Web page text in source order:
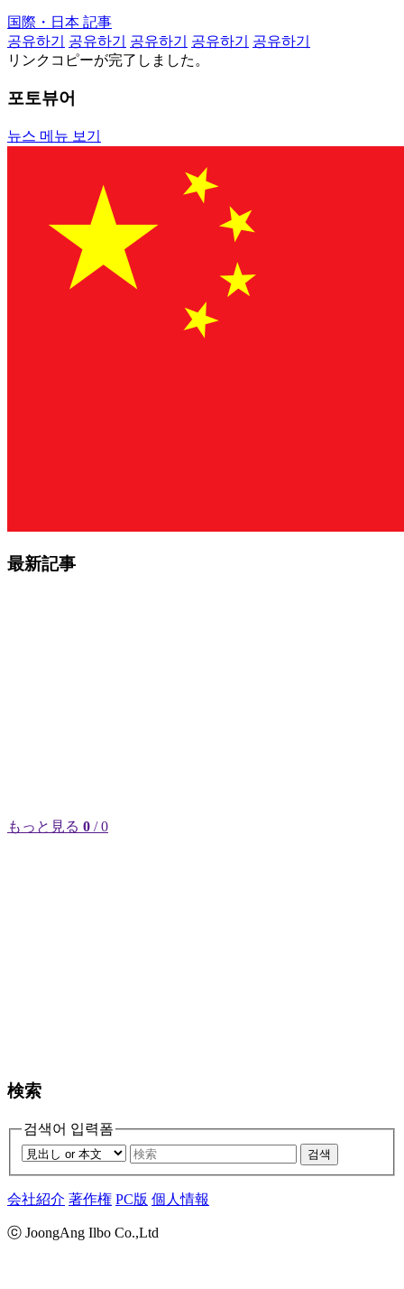
国際・日本 記事
공유하기
공유하기 공유하기 공유하기
공유하기
リンクコピーが完了しました。
포토뷰어
뉴스 메뉴 보기
最新記事
もっと見る 0 / 0
検索
검색어 입력폼
검색
会社紹介 著作権 PC版 個人情報
ⓒ JoongAng Ilbo Co.,Ltd